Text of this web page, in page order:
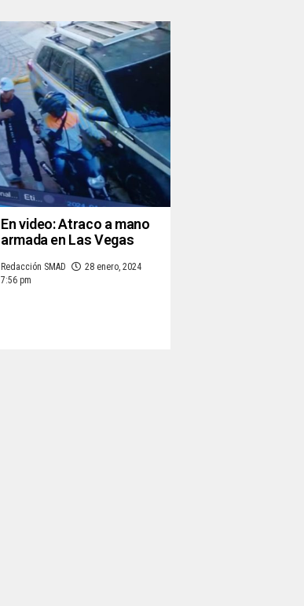
En video: Atraco a mano
armada en Las Vegas
Redacción SMAD
28 enero, 2024
7:56 pm